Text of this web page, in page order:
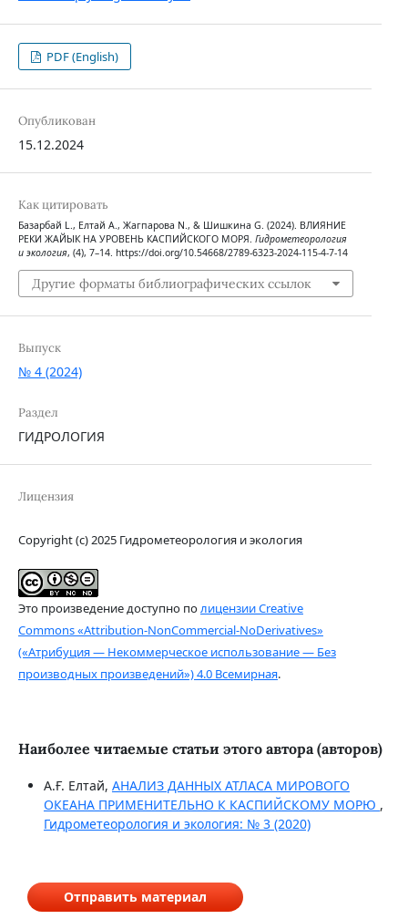
PDF (English)
Опубликован
15.12.2024
Как цитировать
Базарбай L., Елтай A., Жагпарова N., & Шишкина G. (2024). ВЛИЯНИЕ
РЕКИ ЖАЙЫК НА УРОВЕНЬ КАСПИЙСКОГО МОРЯ. Гидрометеорология
и экология, (4), 7–14. https://doi.org/10.54668/2789-6323-2024-115-4-7-14
Другие форматы библиографических ссылок
Выпуск
№ 4 (2024)
Раздел
ГИДРОЛОГИЯ
Лицензия
Copyright (c) 2025 Гидрометеорология и экология
Это произведение доступно полицензии Creative
Commons «Attribution-NonCommercial-NoDerivatives»
(«Атрибуция — Некоммерческое использование — Без
производных произведений») 4.0 Всемирная.
Наиболее читаемые статьи этого автора (авторов)
А.Ғ. Елтай, АНАЛИЗ ДАННЫХ АТЛАСА МИРОВОГО
ОКЕАНА ПРИМЕНИТЕЛЬНО К КАСПИЙСКОМУ МОРЮ ,
Гидрометеорология и экология: № 3 (2020)
Отправить материал